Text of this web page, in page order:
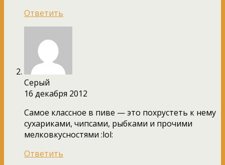
Ответить
Серый
16 декабря 2012
Самое классное в пиве — это похрустеть к нему
сухариками, чипсами, рыбками и прочими
мелковкусностями :lol:
Ответить